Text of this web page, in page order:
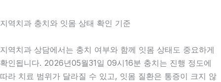
지역치과 충치와 잇몸 상태 확인 기준
지역치과 상담에서는 충치 여부와 함께 잇몸 상태도 중요하게
확인됩니다. 2026년05월31일 09시16분 충치는 진행 정도에
따라 치료 범위가 달라질 수 있고, 잇몸 질환은 통증이 크지 않